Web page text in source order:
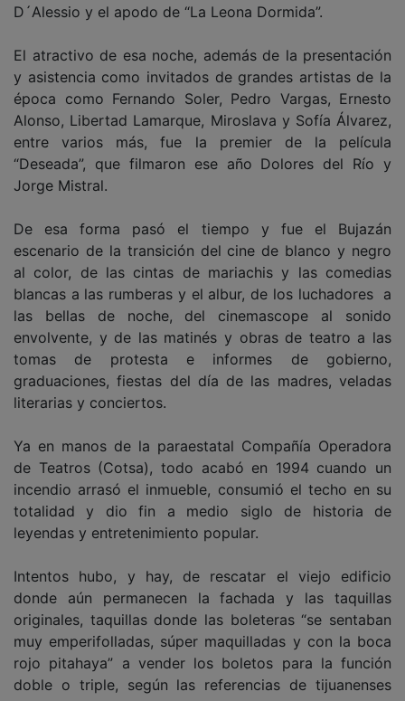
D´Alessio y el apodo de “La Leona Dormida”.
El atractivo de esa noche, además de la presentación
y asistencia como invitados de grandes artistas de la
época como Fernando Soler, Pedro Vargas, Ernesto
Alonso, Libertad Lamarque, Miroslava y Sofía Álvarez,
entre varios más, fue la premier de la película
“Deseada”, que filmaron ese año Dolores del Río y
Jorge Mistral.
De esa forma pasó el tiempo y fue el Bujazán
escenario de la transición del cine de blanco y negro
al color, de las cintas de mariachis y las comedias
blancas a las rumberas y el albur, de los luchadores a
las bellas de noche, del cinemascope al sonido
envolvente, y de las matinés y obras de teatro a las
tomas de protesta e informes de gobierno,
graduaciones, fiestas del día de las madres, veladas
literarias y conciertos.
Ya en manos de la paraestatal Compañía Operadora
de Teatros (Cotsa), todo acabó en 1994 cuando un
incendio arrasó el inmueble, consumió el techo en su
totalidad y dio fin a medio siglo de historia de
leyendas y entretenimiento popular.
Intentos hubo, y hay, de rescatar el viejo edificio
donde aún permanecen la fachada y las taquillas
originales, taquillas donde las boleteras “se sentaban
muy emperifolladas, súper maquilladas y con la boca
rojo pitahaya” a vender los boletos para la función
doble o triple, según las referencias de tijuanenses